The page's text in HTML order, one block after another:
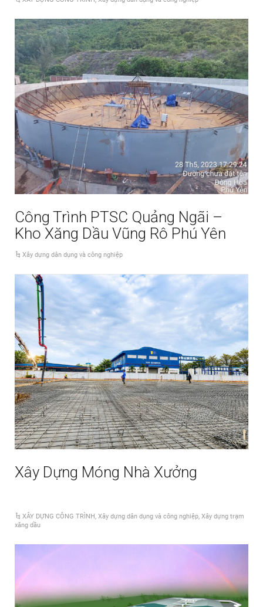
Công Trình PTSC Quảng Ngãi –
Kho Xăng Dầu Vũng Rô Phú Yên
Xây dựng dân dụng và công nghiệp
Xây Dựng Móng Nhà Xưởng
XÂY DỰNG CÔNG TRÌNH ,Xây dựng dân dụng và công nghiệp ,Xây dựng trạm
xăng dầu